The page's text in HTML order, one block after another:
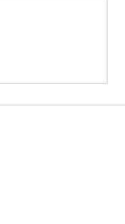
BLUESKY
AUF
UNS BEI
SIE UNSER
VIDEO-